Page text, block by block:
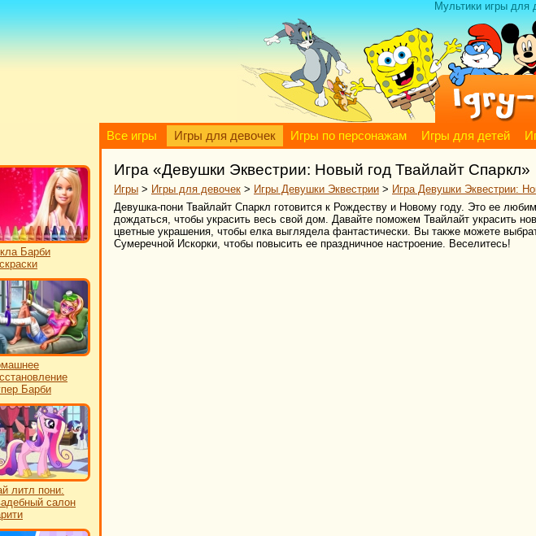
Мультики игры для
Все игры Игры для девочек Игры по персонажам Игры для детей
Барби
Барби
литл пони:
салон
Игра «Девушки Эквестрии: Новый год Твайлайт Спаркл»
Игры > Игры для девочек > Игры Девушки Эквестрии > Игра Девушки Эквестрии:
Девушка-пони Твайлайт Спаркл готовится к Рождеству и Новому году. Это ее
дождаться, чтобы украсить весь свой дом. Давайте поможем Твайлайт украсить
цветные украшения, чтобы елка выглядела фантастически. Вы также можете
Сумеречной Искорки, чтобы повысить ее праздничное настроение. Веселитесь!